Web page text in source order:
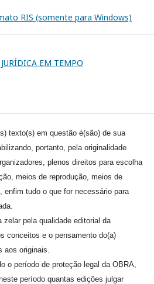
RIS (somente para Windows)
EM TEMPO
texto(s) em questão é(são) de sua
portanto, pela originalidade
plenos direitos para escolha
meios de reprodução, meios de
enfim tudo o que for necessário para
pela qualidade editorial da
conceitos e o pensamento do(a)
aos originais.
o período de proteção legal da OBRA,
período quantas edições julgar